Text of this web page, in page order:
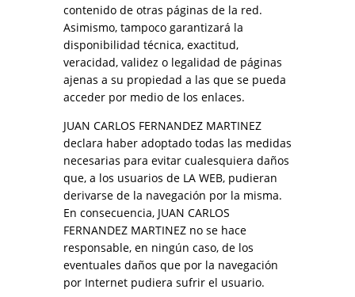
contenido de otras páginas de la red.
Asimismo, tampoco garantizará la
disponibilidad técnica, exactitud,
veracidad, validez o legalidad de páginas
ajenas a su propiedad a las que se pueda
acceder por medio de los enlaces.
JUAN CARLOS FERNANDEZ MARTINEZ
declara haber adoptado todas las medidas
necesarias para evitar cualesquiera daños
que, a los usuarios de LA WEB, pudieran
derivarse de la navegación por la misma.
En consecuencia, JUAN CARLOS
FERNANDEZ MARTINEZ no se hace
responsable, en ningún caso, de los
eventuales daños que por la navegación
por Internet pudiera sufrir el usuario.